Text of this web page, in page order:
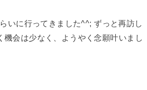
いに行ってきました^^; ずっと再訪し
会は少なく、ようやく念願叶いまし